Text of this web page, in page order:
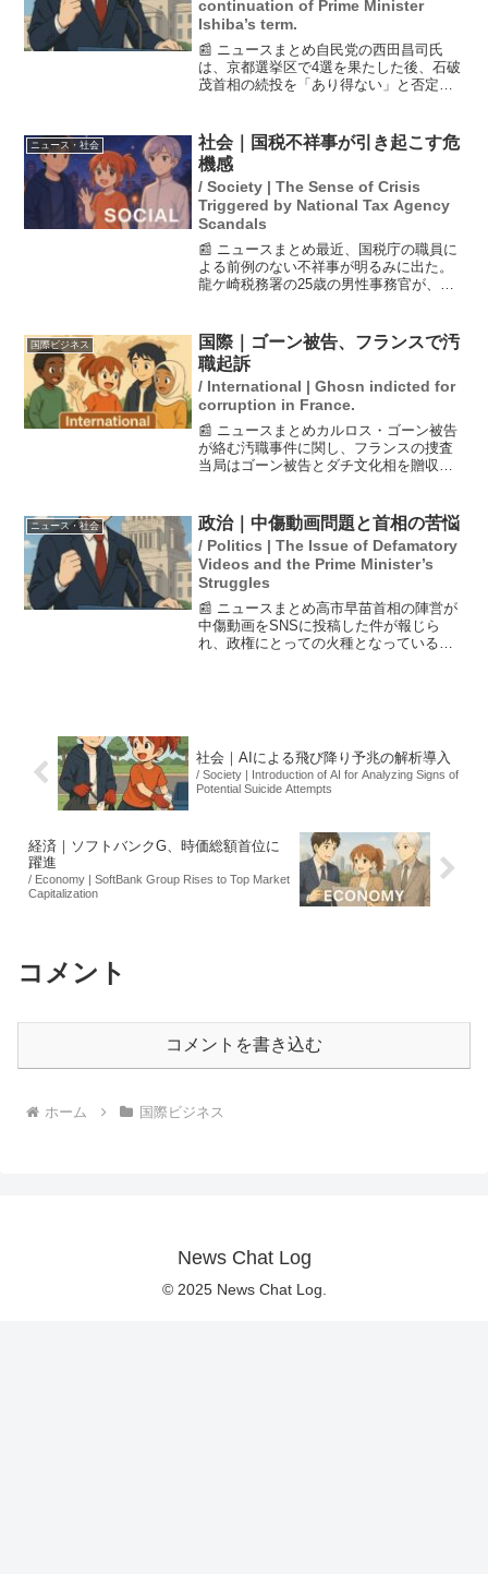
continuation of Prime Minister
Ishiba’s term.
📰 ニュースまとめ自民党の西田昌司氏
は、京都選挙区で4選を果たした後、石破
茂首相の続投を「あり得ない」と否定
が取るべきだと考えており、首相の続投
表明に対して批判的な姿勢を...
ニュース・社会
社会｜国税不祥事が引き起こす危
機感
/ Society | The Sense of Crisis
Triggered by National Tax Agency
Scandals
📰 ニュースまとめ最近、国税庁の職員に
よる前例のない不祥事が明るみに出た。
龍ケ崎税務署の25歳の男性事務官が、調
万円を脱税した疑いがある。この事件は
国税庁内に危機...
国際ビジネス
国際｜ゴーン被告、フランスで汚
職起訴
/ International | Ghosn indicted for
corruption in France.
📰 ニュースまとめカルロス・ゴーン被告
が絡む汚職事件に関し、フランスの捜査
当局はゴーン被告とダチ文化相を贈収賄
任などの罪で起訴され、その後保釈中に
レバノンへ逃亡してい...
ニュース・社会 政治｜中傷動画問題と首相の苦悩
/ Politics | The Issue of Defamatory
Videos and the Prime Minister’s
Struggles
📰 ニュースまとめ高市早苗首相の陣営が
中傷動画をSNSに投稿した件が報じら
れ、政権にとっての火種となっている。
社会｜AIによる飛び降り予兆の解析導入
/ Society | Introduction of AI for Analyzing Signs of
Potential Suicide Attempts
経済｜ソフトバンクG、時価総額首位に
躍進
/ Economy | SoftBank Group Rises to Top Market
Capitalization
コメント
コメントを書き込む
ホーム 国際ビジネス
News Chat Log
© 2025 News Chat Log.